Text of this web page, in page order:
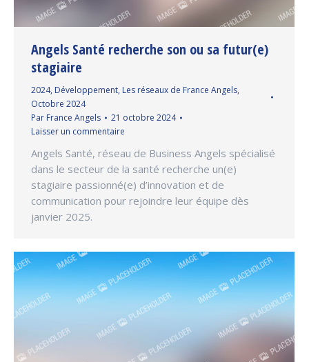
Angels Santé recherche son ou sa futur(e)
stagiaire
2024, Développement, Les réseaux de France Angels,
Octobre 2024
Par France Angels
21 octobre 2024
Laisser un commentaire
Angels Santé, réseau de Business Angels spécialisé
dans le secteur de la santé recherche un(e)
stagiaire passionné(e) d’innovation et de
communication pour rejoindre leur équipe dès
janvier 2025.